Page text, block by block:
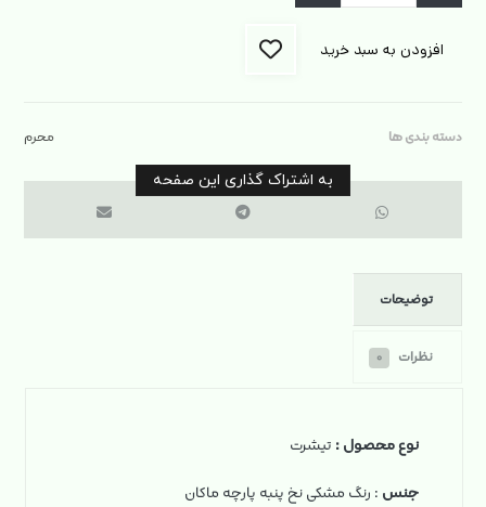
افزودن به سبد خرید
دسته بندی ها محرم
توضیحات
نظرات ۰
نوع محصول : تیشرت
جنس : رنگ مشکی نخ‌ پنبه پارچه ماکان